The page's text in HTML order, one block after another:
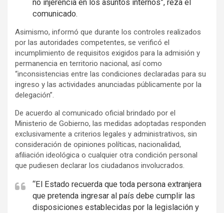
no injerencia en los asuntos internos”, reza el
comunicado.
Asimismo, informó que durante los controles realizados
por las autoridades competentes, se verificó el
incumplimiento de requisitos exigidos para la admisión y
permanencia en territorio nacional, así como
“inconsistencias entre las condiciones declaradas para su
ingreso y las actividades anunciadas públicamente por la
delegación”.
De acuerdo al comunicado oficial brindado por el
Ministerio de Gobierno, las medidas adoptadas responden
exclusivamente a criterios legales y administrativos, sin
consideración de opiniones políticas, nacionalidad,
afiliación ideológica o cualquier otra condición personal
que pudiesen declarar los ciudadanos involucrados.
“El Estado recuerda que toda persona extranjera
que pretenda ingresar al país debe cumplir las
disposiciones establecidas por la legislación y